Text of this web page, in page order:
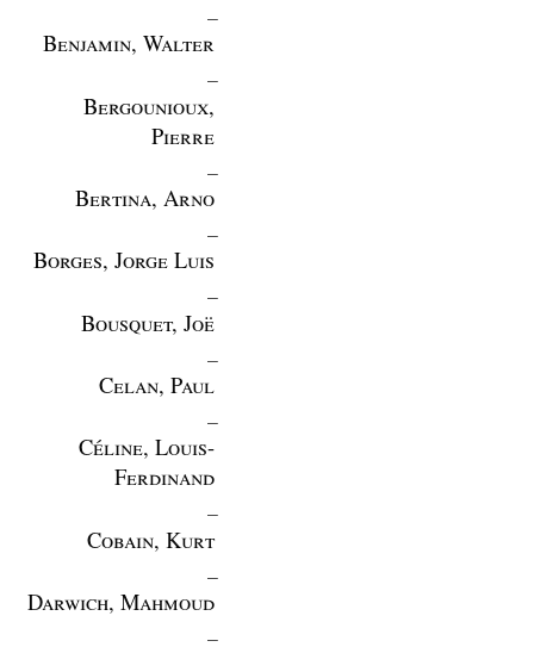
Benjamin, Walter
Bergounioux,
Pierre
Bertina, Arno
Borges, Jorge Luis
Bousquet, Joë
Celan, Paul
Céline, Louis-
Ferdinand
Cobain, Kurt
Darwich, Mahmoud